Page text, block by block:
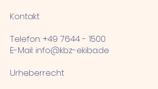
Kontakt
Telefon: +49 7644 - 1500
E-Mail: info@kbz-ekiba.de
Urheberrecht